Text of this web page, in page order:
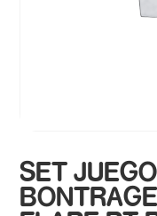
SET